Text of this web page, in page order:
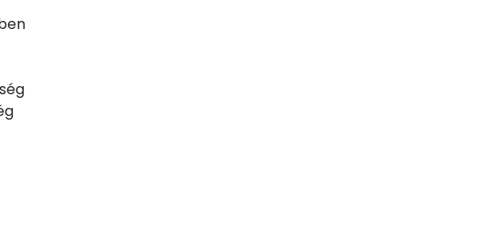
szállás szolgáltatások és kényelmi lehetőségek